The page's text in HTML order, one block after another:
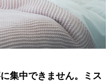
集中できません。ミス